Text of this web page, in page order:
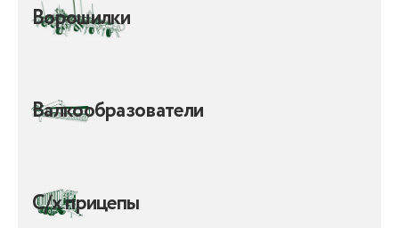
Ворошилки
Валкообразователи
С/х прицепы